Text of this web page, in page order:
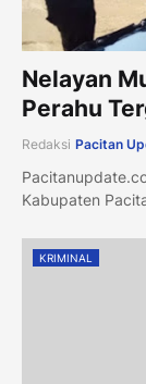
Nelayan
Perahu
Redaksi Pacitan
Kabupaten
KRIMINAL